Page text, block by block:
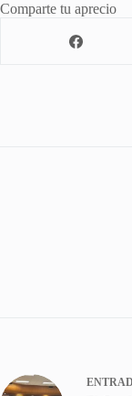
Comparte tu aprecio